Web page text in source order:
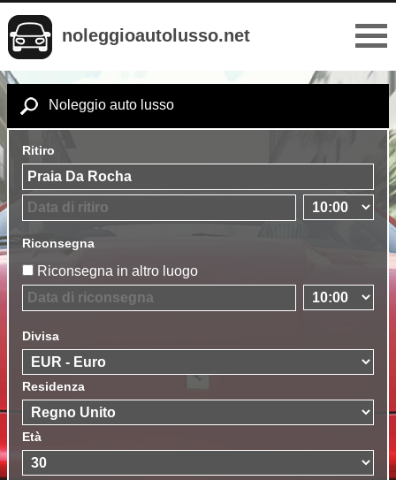
noleggioautolusso.net
Noleggio auto lusso
Ritiro
Riconsegna
Riconsegna in altro luogo
Divisa
Residenza
Età